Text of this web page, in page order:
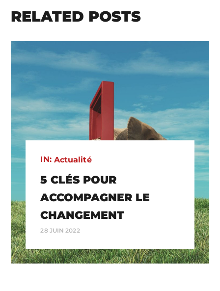
RELATED POSTS
IN: Actualité
5 CLÉS POUR
ACCOMPAGNER LE
CHANGEMENT
28 JUIN 2022